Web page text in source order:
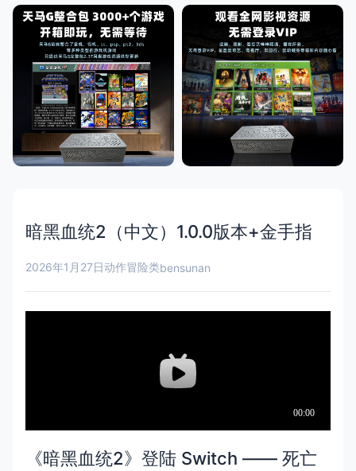
暗黑血统2（中文）1.0.0版本+金手指
2026年1月27日动作冒险类bensunan
《暗黑血统2》登陆 Switch —— 死亡